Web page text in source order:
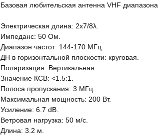
Базовая любительская антенна VHF диапазона.
Электрическая длина: 2x7/8λ.
Импеданс: 50 Ом.
Диапазон частот: 144-170 МГц.
ДН в горизонтальной плоскости: круговая.
Поляризация: Вертикальная.
Значение КСВ: <1.5:1.
Полоса пропускания: 3 МГц.
Максимальная мощность: 200 Вт.
Усиление: 6.7 dB.
Ветровая нагрузка: 50 м/с.
Длина: 3.2 м.